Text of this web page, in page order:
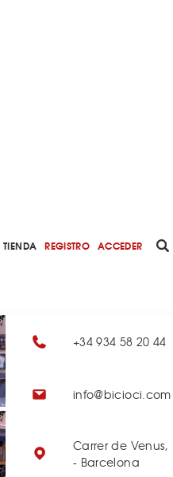
TIENDA REGISTRO ACCEDER
+34 934 58 20 44
info@bicioci.com
Carrer de Venus,
- Barcelona